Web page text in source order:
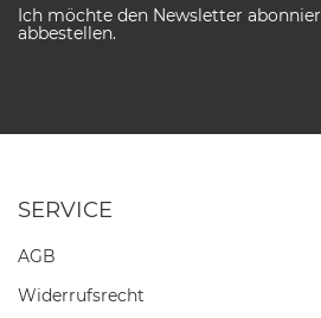
Ich möchte den Newsletter
abbestellen.
SERVICE
AGB
Widerrufs­recht